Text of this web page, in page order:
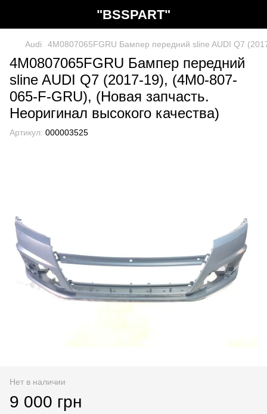
"BSSPART"
Audi 4M0807065FGRU Бампер передний sline AUDI Q7
4M0807065FGRU Бампер передний
sline AUDI Q7 (2017-19), (4M0-807-
065-F-GRU), (Новая запчасть.
Неоригинал высокого качества)
Артикул: 000003525
Нет в наличии
9 000 грн